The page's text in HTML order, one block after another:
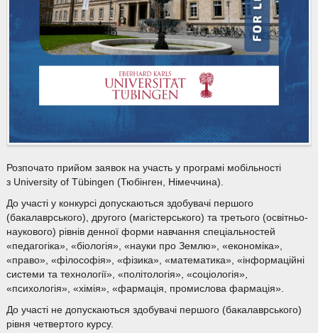
Розпочато прийом заявок на участь у програмі мобільності
з University of Tübingen (Тюбінген, Німеччина).
До участі у конкурсі допускаються здобувачі першого
(бакалаврського), другого (магістерського) та третього (освітньо-
наукового) рівнів денної форми навчання спеціальностей
«педагогіка», «біологія», «науки про Землю», «економіка»,
«право», «філософія», «фізика», «математика», «інформаційні
системи та технології», «політологія», «соціологія»,
«психологія», «хімія», «фармація, промислова фармація».
До участі не допускаються здобувачі першого (бакалаврського)
рівня четвертого курсу.